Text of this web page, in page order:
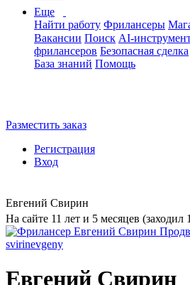
Еще
Найти работу Фрилансеры
Вакансии Поиск AI-
фрилансеров Безопасная сделка
База знаний Помощь
Разместить заказ
Регистрация
Вход
Евгений Свирин
На сайте 11 лет и 5 месяцев (заходил
Евгений Свирин